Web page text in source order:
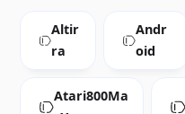
Altir
ra
Andr
oid
Atari800Ma